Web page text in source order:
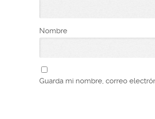
Nombre
Guarda mi nombre, correo